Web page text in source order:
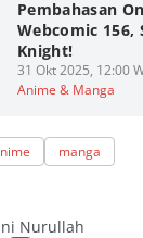
Pembahasan
Webcomic 156,
Knight!
31 Okt 2025, 12:00
Anime & Manga
manga
Nurullah